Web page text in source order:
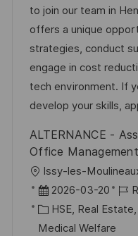
o
n
g
o
r
y
to join our team in
offers a unique
strategies, conduct
engage in cost
tech environment. If
develop your skills,
ALTERNANCE -
Office
L
o
c
Issy-les-
P
o
s
2026-03-20
J
o
C
a
HSE, Real
Medical Welfare